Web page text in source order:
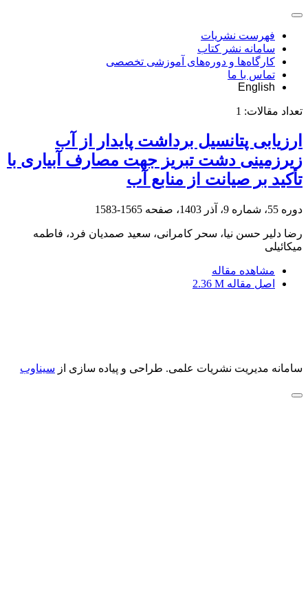
فهرست نشریات
سامانه نشر کتاب
کارگاه‌ها و دوره‌های آموزشی تخصصی
تماس با ما
English
تعداد مقالات: 1
ارزیابی پتانسیل برداشت پایدار از آب
زیرزمینی دشت تبریز جهت مصارف آبیاری با
تأکید بر صیانت از منابع آب
دوره 55، شماره 9، آذر 1403، صفحه 1565-1583
رضا دلیر حسن نیا، سحر کامرانی، سعید صمدیان فرد، فاطمه
میکائیلی
مشاهده مقاله
اصل مقاله 2.36 M
سامانه مدیریت نشریات علمی. طراحی و پیاده سازی از سیناوب